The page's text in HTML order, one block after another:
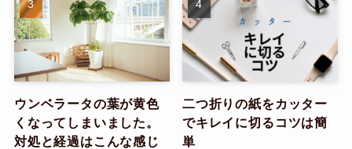
ウンベラータの葉が黄色
くなってしまいました。
対処と経過はこんな感じ
二つ折りの紙をカッター
でキレイに切るコツは簡
単